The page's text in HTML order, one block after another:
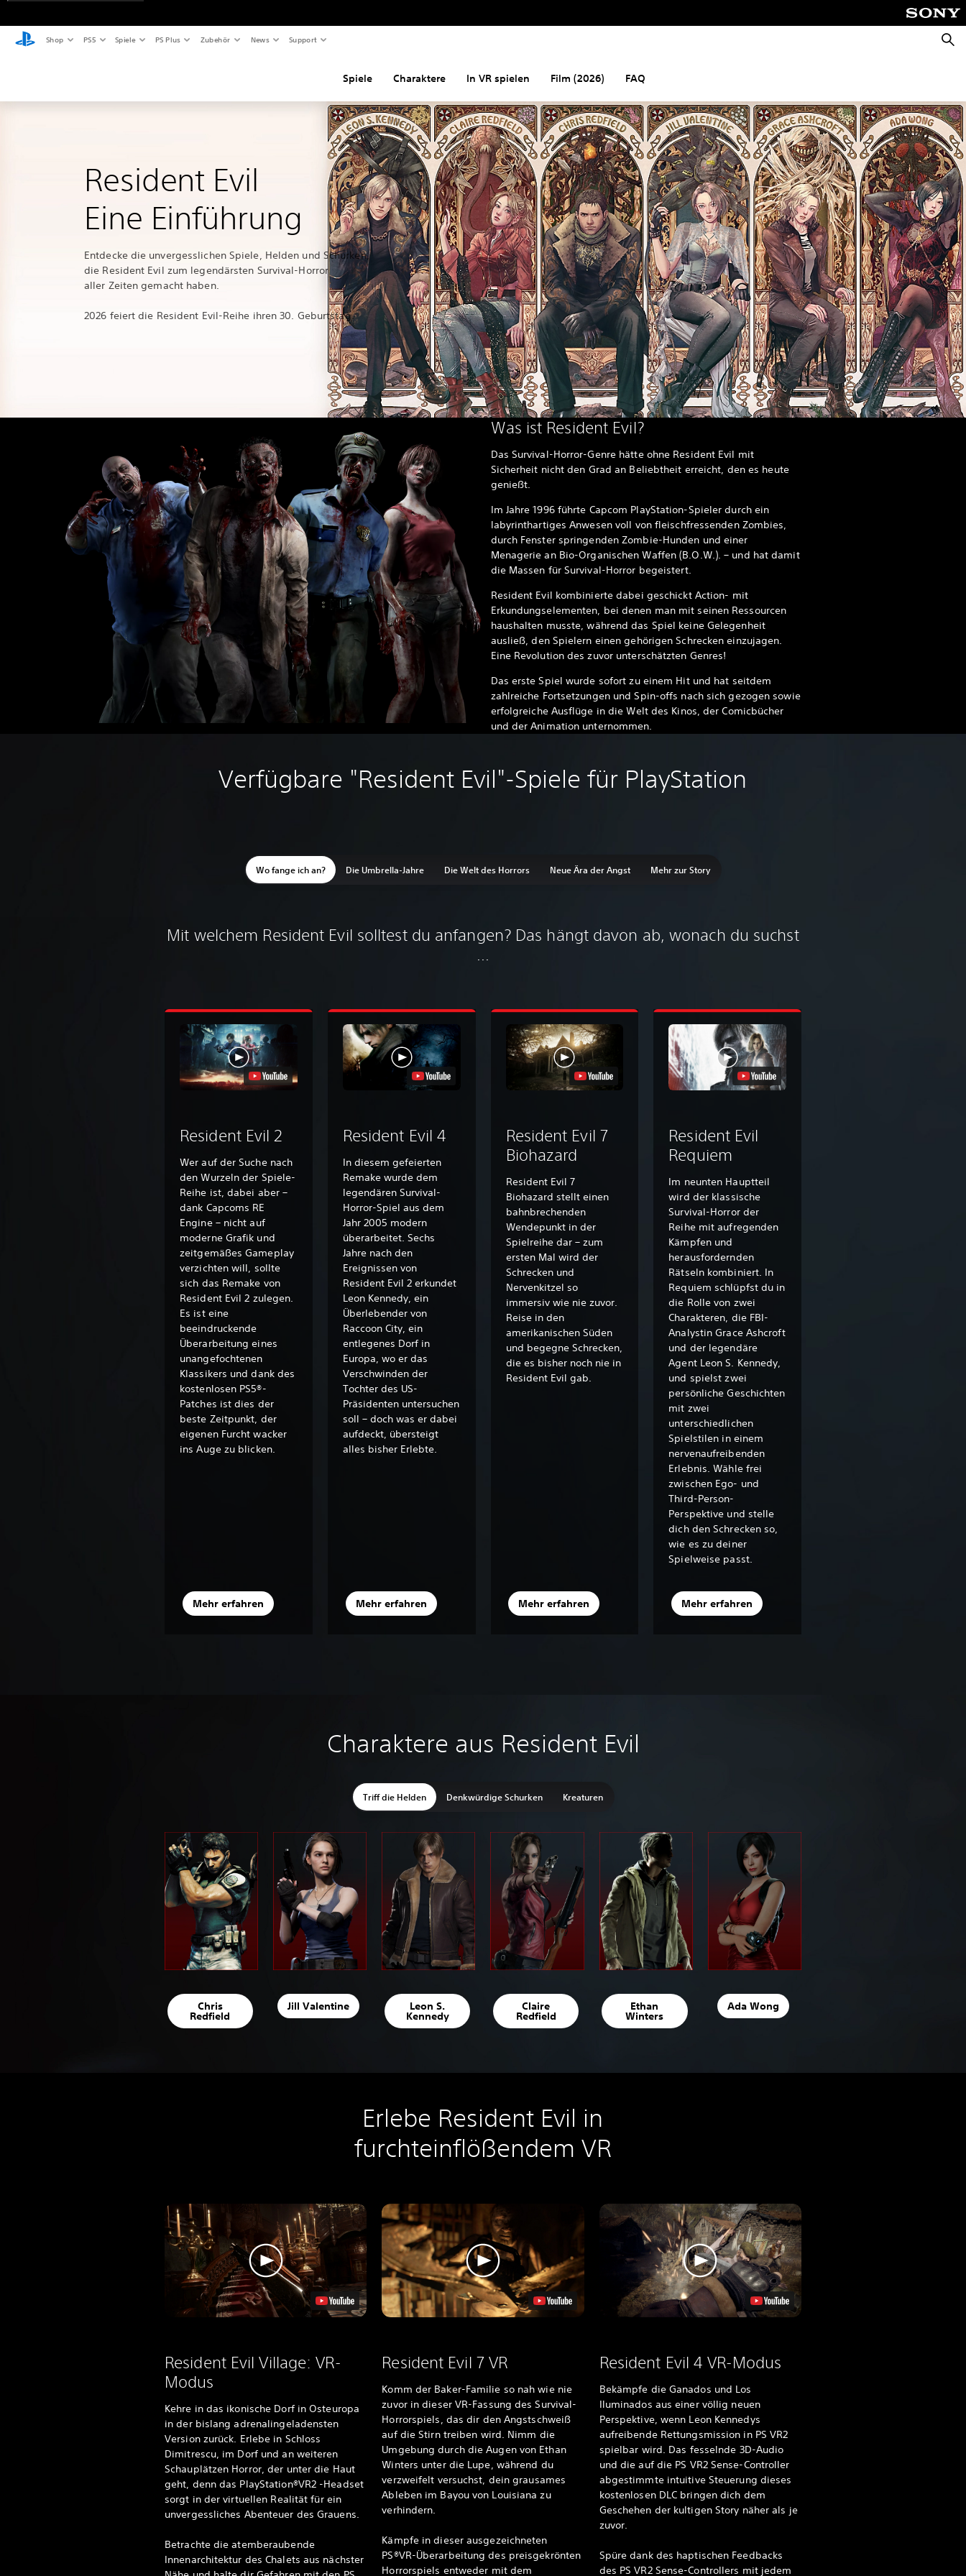
Shop PS5 Spiele PS Plus Zubehör News Support
Spiele Charaktere In VR spielen Film (2026) FAQ
Resident Evil
Eine Einführung
Entdecke die unvergesslichen Spiele, Helden und Schurken,
die Resident Evil zum legendärsten Survival-Horror
aller Zeiten gemacht haben.
2026 feiert die Resident Evil-Reihe ihren 30. Geburtstag.
Was ist Resident Evil?
Das Survival-Horror-Genre hätte ohne Resident Evil mit
Sicherheit nicht den Grad an Beliebtheit erreicht, den es heute
genießt.
Im Jahre 1996 führte Capcom PlayStation-Spieler durch ein
labyrinthartiges Anwesen voll von fleischfressenden Zombies,
durch Fenster springenden Zombie-Hunden und einer
Menagerie an Bio-Organischen Waffen (B.O.W.). – und hat damit
die Massen für Survival-Horror begeistert.
Resident Evil kombinierte dabei geschickt Action- mit
Erkundungselementen, bei denen man mit seinen Ressourcen
haushalten musste, während das Spiel keine Gelegenheit
ausließ, den Spielern einen gehörigen Schrecken einzujagen.
Eine Revolution des zuvor unterschätzten Genres!
Das erste Spiel wurde sofort zu einem Hit und hat seitdem
zahlreiche Fortsetzungen und Spin-offs nach sich gezogen sowie
erfolgreiche Ausflüge in die Welt des Kinos, der Comicbücher
und der Animation unternommen.
Verfügbare "Resident Evil"-Spiele für PlayStation
Wo fange ich an? Die Umbrella-Jahre Die Welt des Horrors Neue Ära der Angst Mehr zur Story
Mit welchem Resident Evil solltest du anfangen? Das hängt davon ab, wonach du suchst
Resident Evil 2
Wer auf der Suche nach
den Wurzeln der Spiele-
Reihe ist, dabei aber –
dank Capcoms RE
Engine – nicht auf
moderne Grafik und
zeitgemäßes Gameplay
verzichten will, sollte
sich das Remake von
Resident Evil 2 zulegen.
Es ist eine
beeindruckende
Überarbeitung eines
unangefochtenen
Klassikers und dank des
kostenlosen PS5®-
Patches ist dies der
beste Zeitpunkt, der
eigenen Furcht wacker
ins Auge zu blicken.
Mehr erfahren
Resident Evil 4
In diesem gefeierten
Remake wurde dem
legendären Survival-
Horror-Spiel aus dem
Jahr 2005 modern
überarbeitet. Sechs
Jahre nach den
Ereignissen von
Resident Evil 2 erkundet
Leon Kennedy, ein
Überlebender von
Raccoon City, ein
entlegenes Dorf in
Europa, wo er das
Verschwinden der
Tochter des US-
Präsidenten untersuchen
soll – doch was er dabei
aufdeckt, übersteigt
alles bisher Erlebte.
Mehr erfahren
Resident Evil 7
Biohazard
Resident Evil 7
Biohazard stellt einen
bahnbrechenden
Wendepunkt in der
Spielreihe dar – zum
ersten Mal wird der
Schrecken und
Nervenkitzel so
immersiv wie nie zuvor.
Reise in den
amerikanischen Süden
und begegne Schrecken,
die es bisher noch nie in
Resident Evil gab.
Mehr erfahren
Resident Evil
Requiem
Im neunten Hauptteil
wird der klassische
Survival-Horror der
Reihe mit aufregenden
Kämpfen und
herausfordernden
Rätseln kombiniert. In
Requiem schlüpfst du in
die Rolle von zwei
Charakteren, die FBI-
Analystin Grace Ashcroft
und der legendäre
Agent Leon S. Kennedy,
und spielst zwei
persönliche Geschichten
mit zwei
unterschiedlichen
Spielstilen in einem
nervenaufreibenden
Erlebnis. Wähle frei
zwischen Ego- und
Third-Person-
Perspektive und stelle
dich den Schrecken so,
wie es zu deiner
Spielweise passt.
Mehr erfahren
Charaktere aus Resident Evil
Triff die Helden Denkwürdige Schurken Kreaturen
Chris
Redfield
Jill Valentine Leon S.
Kennedy
Claire
Redfield
Ethan
Winters
Ada Wong
Erlebe Resident Evil in
furchteinflößendem VR
Resident Evil Village: VR-
Modus
Kehre in das ikonische Dorf in Osteuropa
in der bislang adrenalingeladensten
Version zurück. Erlebe in Schloss
Dimitrescu, im Dorf und an weiteren
Schauplätzen Horror, der unter die Haut
geht, denn das PlayStation®VR2 -Headset
sorgt in der virtuellen Realität für ein
unvergessliches Abenteuer des Grauens.
Betrachte die atemberaubende
Innenarchitektur des Chalets aus nächster
Resident Evil 7 VR
Komm der Baker-Familie so nah wie nie
zuvor in dieser VR-Fassung des Survival-
Horrorspiels, das dir den Angstschweiß
auf die Stirn treiben wird. Nimm die
Umgebung durch die Augen von Ethan
Winters unter die Lupe, während du
verzweifelt versuchst, dein grausames
Ableben im Bayou von Louisiana zu
verhindern.
Kämpfe in dieser ausgezeichneten
PS®VR-Überarbeitung des preisgekrönten
Horrorspiels entweder mit dem
Resident Evil 4 VR-Modus
Bekämpfe die Ganados und Los
Iluminados aus einer völlig neuen
Perspektive, wenn Leon Kennedys
aufreibende Rettungsmission in PS VR2
spielbar wird. Das fesselnde 3D-Audio
und die auf die PS VR2 Sense-Controller
abgestimmte intuitive Steuerung dieses
kostenlosen DLC bringen dich dem
Geschehen der kultigen Story näher als je
zuvor.
Spüre dank des haptischen Feedbacks
des PS VR2 Sense-Controllers mit jedem